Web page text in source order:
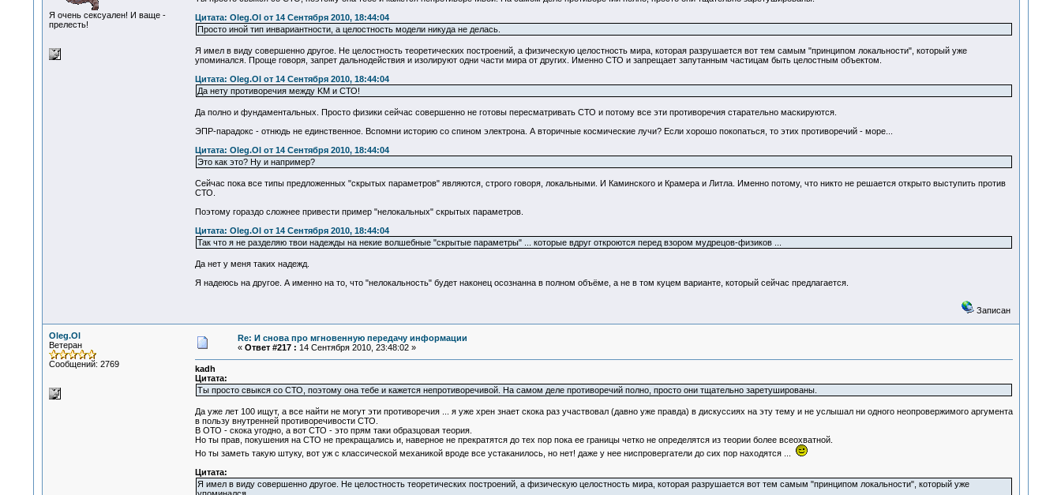
Я очень сексуален! И ваще -
прелесть!
Цитата: Oleg.Ol от 14 Сентября 2010, 18:44:04
Просто иной тип инвариантности, а целостность модели никуда не делась.
Я имел в виду совершенно другое. Не целостность теоретических построений, а физическую целостность мира, которая разрушается вот тем самым "принципом локальности", который уже
упоминался. Проще говоря, запрет дальнодействия и изолируют одни части мира от других. Именно СТО и запрещает запутанным частицам быть целостным объектом.
Цитата: Oleg.Ol от 14 Сентября 2010, 18:44:04
Да нету противоречия между KM и СТО!
Да полно и фундаментальных. Просто физики сейчас совершенно не готовы пересматривать СТО и потому все эти противоречия старательно маскируются.
ЭПР-парадокс - отнюдь не единственное. Вспомни историю со спином электрона. А вторичные космические лучи? Если хорошо покопаться, то этих противоречий - море...
Цитата: Oleg.Ol от 14 Сентября 2010, 18:44:04
Это как это? Ну и например?
Сейчас пока все типы предложенных "скрытых параметров" являются, строго говоря, локальными. И Каминского и Крамера и Литла. Именно потому, что никто не решается открыто выступить против
СТО.
Поэтому гораздо сложнее привести пример "нелокальных" скрытых параметров.
Цитата: Oleg.Ol от 14 Сентября 2010, 18:44:04
Так что я не разделяю твои надежды на некие волшебные "скрытые параметры" ... которые вдруг откроются перед взором мудрецов-физиков ...
Да нет у меня таких надежд.
Я надеюсь на другое. А именно на то, что "нелокальность" будет наконец осознанна в полном объёме, а не в том куцем варианте, который сейчас предлагается.
Записан
Oleg.Ol
Ветеран
Сообщений: 2769
Re: И снова про мгновенную передачу информации
« Ответ #217 : 14 Сентября 2010, 23:48:02 »
kadh
Цитата:
Ты просто свыкся со СТО, поэтому она тебе и кажется непротиворечивой. На самом деле противоречий полно, просто они тщательно заретушированы.
Да уже лет 100 ищут, а все найти не могут эти противоречия ... я уже хрен знает скока раз участвовал (давно уже правда) в дискуссиях на эту тему и не услышал ни одного неопровержимого аргумента
в пользу внутренней противоречивости СТО.
В ОТО - скока угодно, а вот СТО - это прям таки образцовая теория.
Но ты прав, покушения на СТО не прекращались и, наверное не прекратятся до тех пор пока ее границы четко не определятся из теории более всеохватной.
Но ты заметь такую штуку, вот уж с классической механикой вроде все устаканилось, но нет! даже у нее ниспровергатели до сих пор находятся ...
Цитата:
Я имел в виду совершенно другое. Не целостность теоретических построений, а физическую целостность мира, которая разрушается вот тем самым "принципом локальности", который уже